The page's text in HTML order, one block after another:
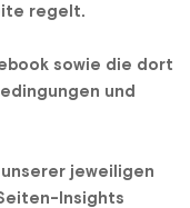
regelt.
sowie die dort
und
jeweiligen
Insights